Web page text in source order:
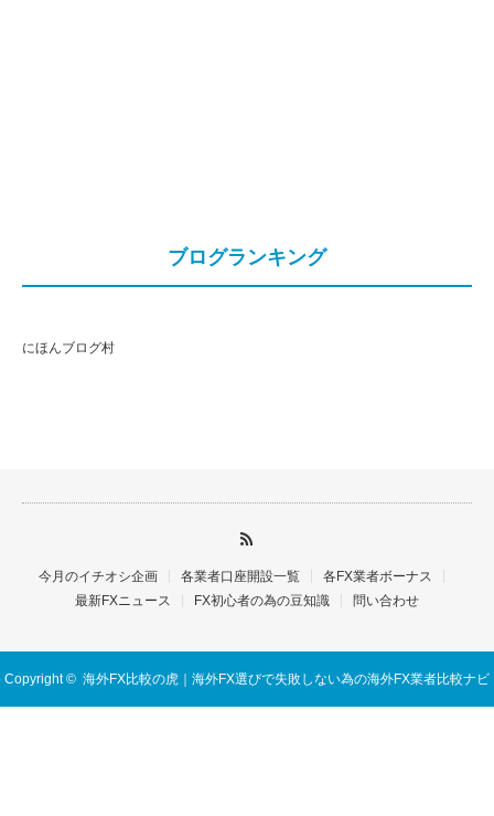
ブログランキング
にほんブログ村
今月のイチオシ企画 各業者口座開設一覧
各FX業者ボーナス
最新FXニュース
FX初心者の為の豆知識 問い合わせ
Copyright © 海外FX比較の虎｜海外FX選びで失敗しない為の海外FX業者比較ナビ